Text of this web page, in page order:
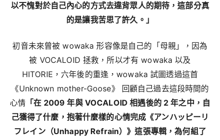
以不愧對於自己內心的方式去違背眾人的期待，這部分真
的是讓我苦思了許久。」
初音未來曾被 wowaka 形容像是自己的「母親」，因為
被 VOCALOID 拯救，所以才有 wowaka 以及
HITORIE，六年後的重逢，wowaka 試圖透過這首
《Unknown mother-Goose》 回顧自己過去這段時間的
心情 「在 2009 年與 VOCALOID 相遇後的 2 年之中，自
己獲得了什麼，抱著什麼樣的心情完成《アンハッピーリ
フレイン（Unhappy Refrain）》這張專輯，為何組了